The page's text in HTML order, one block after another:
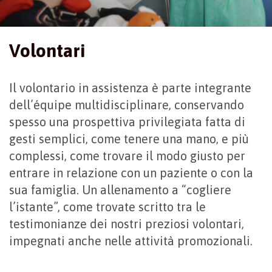
Volontari
Il volontario in assistenza è parte integrante
dell’équipe multidisciplinare, conservando
spesso una prospettiva privilegiata fatta di
gesti semplici, come tenere una mano, e più
complessi, come trovare il modo giusto per
entrare in relazione con un paziente o con la
sua famiglia. Un allenamento a “cogliere
l’istante”, come trovate scritto tra le
testimonianze dei nostri preziosi volontari,
impegnati anche nelle attività promozionali.